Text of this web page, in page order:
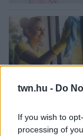
twn.hu - Do
If you wish to
processing of
NEM
A legjobb trükk